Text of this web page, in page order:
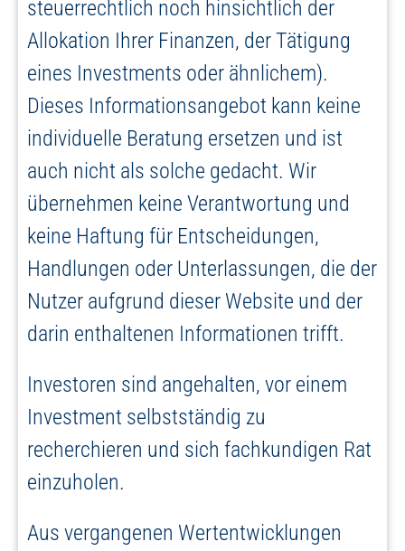
steuerrechtlich noch hinsichtlich der
Allokation Ihrer Finanzen, der Tätigung
eines Investments oder ähnlichem).
Dieses Informationsangebot kann keine
individuelle Beratung ersetzen und ist
auch nicht als solche gedacht. Wir
übernehmen keine Verantwortung und
keine Haftung für Entscheidungen,
Handlungen oder Unterlassungen, die der
Nutzer aufgrund dieser Website und der
darin enthaltenen Informationen trifft.
Investoren sind angehalten, vor einem
Investment selbstständig zu
recherchieren und sich fachkundigen Rat
einzuholen.
Aus vergangenen Wertentwicklungen